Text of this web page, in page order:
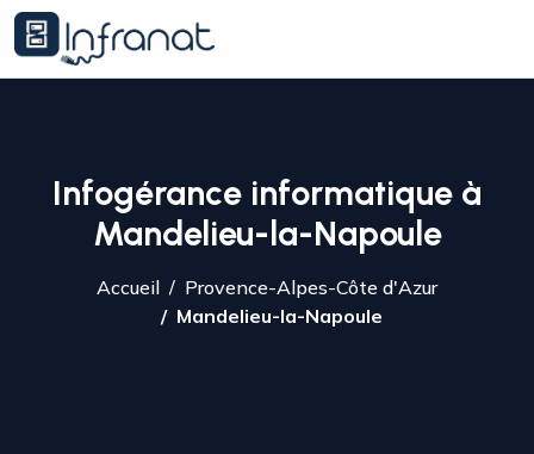
Infogérance informatique à
Mandelieu-la-Napoule
Accueil
Provence-Alpes-Côte d'Azur
Mandelieu-la-Napoule